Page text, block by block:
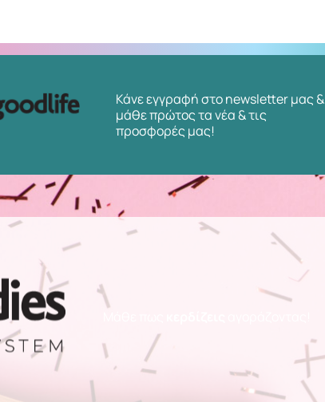
Κάνε εγγραφή στο newsletter μας &
μάθε πρώτος τα νέα & τις
προσφορές μας!